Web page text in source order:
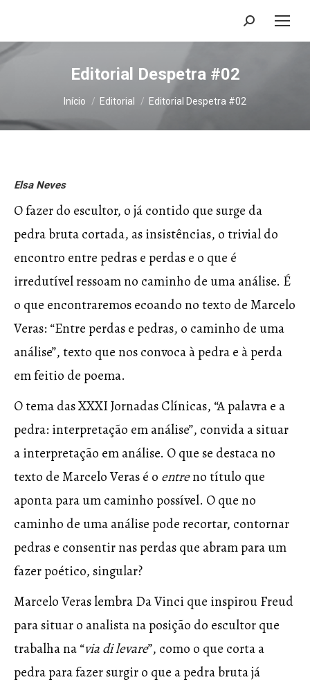
Search:
Editorial Despetra #02
Você está aqui:
Início Editorial Editorial Despetra #02
Elsa Neves
O fazer do escultor, o já contido que surge da
pedra bruta cortada, as insistências, o trivial do
encontro entre pedras e perdas e o que é
irredutível ressoam no caminho de uma análise. É
o que encontraremos ecoando no texto de Marcelo
Veras: “Entre perdas e pedras, o caminho de uma
análise”, texto que nos convoca à pedra e à perda
em feitio de poema.
O tema das XXXI Jornadas Clínicas, “A palavra e a
pedra: interpretação em análise”, convida a situar
a interpretação em análise. O que se destaca no
texto de Marcelo Veras é o entreno título que
aponta para um caminho possível. O que no
caminho de uma análise pode recortar, contornar
pedras e consentir nas perdas que abram para um
fazer poético, singular?
Marcelo Veras lembra Da Vinci que inspirou Freud
para situar o analista na posição do escultor que
trabalha na “via di levare”, como o que corta a
pedra para fazer surgir o que a pedra bruta já